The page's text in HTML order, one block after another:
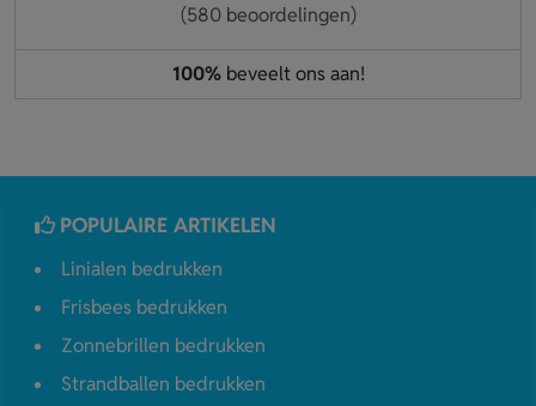
(580 beoordelingen)
100%beveelt ons aan!
POPULAIRE ARTIKELEN
Linialen bedrukken
Frisbees bedrukken
Zonnebrillen bedrukken
Strandballen bedrukken